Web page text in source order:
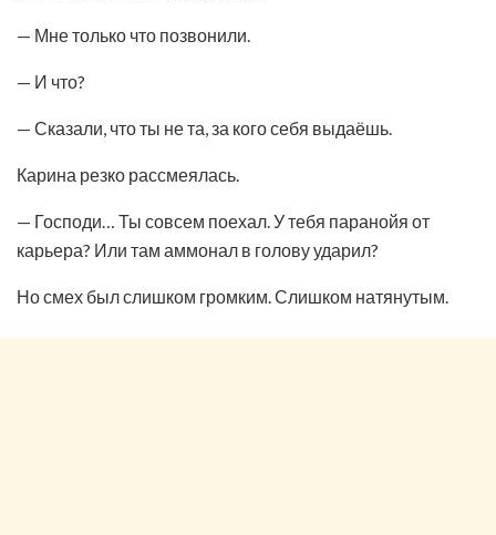
— Мне только что позвонили.
— И что?
— Сказали, что ты не та, за кого себя выдаёшь.
Карина резко рассмеялась.
— Господи… Ты совсем поехал. У тебя паранойя от
карьера? Или там аммонал в голову ударил?
Но смех был слишком громким. Слишком натянутым.